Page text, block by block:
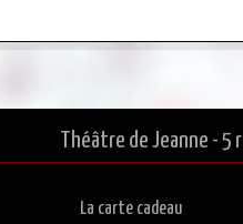
Théâtre de Jeanne -
La carte cadeau